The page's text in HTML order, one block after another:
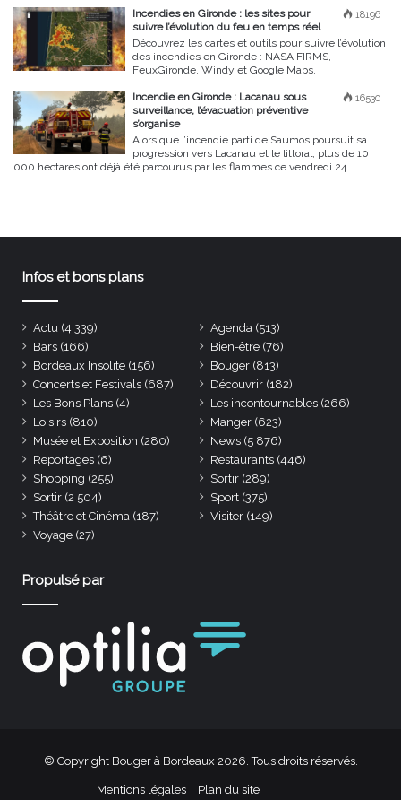
18196
Incendies en Gironde : les sites pour
suivre l’évolution du feu en temps réel
Découvrez les cartes et outils pour suivre l’évolution
des incendies en Gironde : NASA FIRMS,
FeuxGironde, Windy et Google Maps.
16530
Incendie en Gironde : Lacanau sous
surveillance, l’évacuation préventive
s’organise
Alors que l’incendie parti de Saumos poursuit sa
progression vers Lacanau et le littoral, plus de 10
000 hectares ont déjà été parcourus par les flammes ce vendredi 24...
Infos et bons plans
Actu (4 339) Agenda (513)
Bars (166) Bien-être (76)
Bordeaux Insolite (156) Bouger (813)
Concerts et Festivals (687) Découvrir (182)
Les Bons Plans (4) Les incontournables (266)
Loisirs (810) Manger (623)
Musée et Exposition (280) News (5 876)
Reportages (6) Restaurants (446)
Shopping (255) Sortir (289)
Sortir (2 504) Sport (375)
Théâtre et Cinéma (187) Visiter (149)
Voyage (27)
Propulsé par
© Copyright Bouger à Bordeaux 2026. Tous droits réservés.
Mentions légales Plan du site